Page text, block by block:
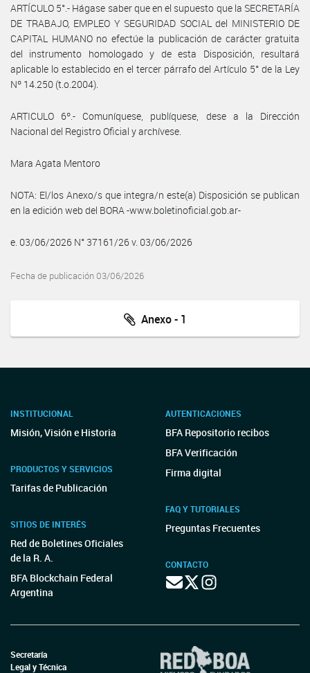
ARTÍCULO 5°.- Hágase saber que en el supuesto que la SECRETARÍA
DE TRABAJO, EMPLEO Y SEGURIDAD SOCIAL del MINISTERIO DE
CAPITAL HUMANO no efectúe la publicación de carácter gratuita
del instrumento homologado y de esta Disposición, resultará
aplicable lo establecido en el tercer párrafo del Artículo 5° de la Ley
Nº 14.250 (t.o.2004).
ARTICULO 6º.- Comuníquese, publíquese, dese a la Dirección
Nacional del Registro Oficial y archívese.
Mara Agata Mentoro
NOTA: El/los Anexo/s que integra/n este(a) Disposición se publican
en la edición web del BORA -www.boletinoficial.gob.ar-
e. 03/06/2026 N° 37161/26 v. 03/06/2026
Fecha de publicación 03/06/2026
Anexo - 1
INSTITUCIONAL
Misión, Visión e Historia
PRODUCTOS Y SERVICIOS
Tarifas de Publicación
SITIOS DE INTERÉS
Red de Boletines Oficiales
de la R. A.
BFA Blockchain Federal
Argentina
AUTENTICACIONES
BFA Repositorio recibos
BFA Verificación
Firma digital
FAQ Y TUTORIALES
Preguntas Frecuentes
CONTACTO
Secretaría
Legal y Técnica